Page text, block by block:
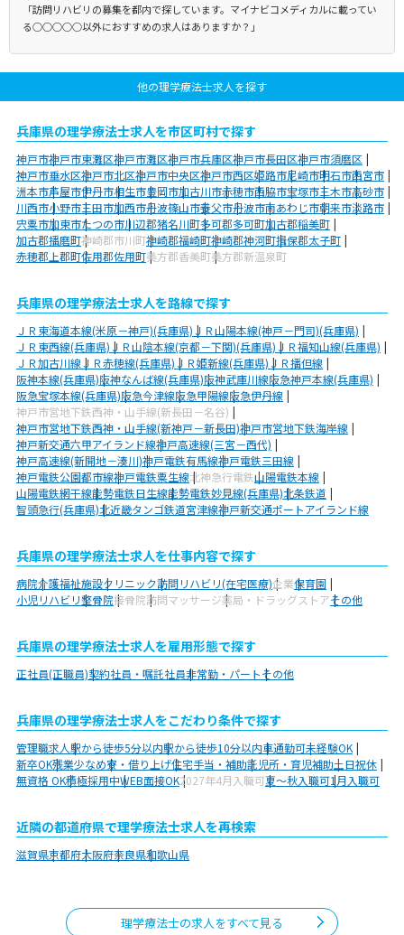
「訪問リハビリの募集を都内で探しています。マイナビコメディカルに載ってい
る○○○○○以外におすすめの求人はありますか？」
他の理学療法士求人を探す
兵庫県の理学療法士求人を市区町村で探す
神戸市神戸市東灘区神戸市灘区神戸市兵庫区神戸市長田区神戸市須磨区
神戸市垂水区神戸市北区神戸市中央区神戸市西区姫路市尼崎市明石市西宮市
洲本市芦屋市伊丹市相生市豊岡市加古川市赤穂市西脇市宝塚市三木市高砂市
川西市小野市三田市加西市丹波篠山市養父市丹波市南あわじ市朝来市淡路市
宍粟市加東市たつの市川辺郡猪名川町多可郡多可町加古郡稲美町
加古郡播磨町神崎郡市川町神崎郡福崎町神崎郡神河町揖保郡太子町
赤穂郡上郡町佐用郡佐用町美方郡香美町美方郡新温泉町
兵庫県の理学療法士求人を路線で探す
ＪＲ東海道本線(米原－神戸)(兵庫県)ＪＲ山陽本線(神戸－門司)(兵庫県)
ＪＲ東西線(兵庫県)ＪＲ山陰本線(京都－下関)(兵庫県)ＪＲ福知山線(兵庫県)
ＪＲ加古川線ＪＲ赤穂線(兵庫県)ＪＲ姫新線(兵庫県)ＪＲ播但線
阪神本線(兵庫県)阪神なんば線(兵庫県)阪神武庫川線阪急神戸本線(兵庫県)
阪急宝塚本線(兵庫県)阪急今津線阪急甲陽線阪急伊丹線
神戸市営地下鉄西神・山手線(新長田－名谷)
神戸市営地下鉄西神・山手線(新神戸－新長田)神戸市営地下鉄海岸線
神戸新交通六甲アイランド線神戸高速線(三宮－西代)
神戸高速線(新開地－湊川)神戸電鉄有馬線神戸電鉄三田線
神戸電鉄公園都市線神戸電鉄粟生線北神急行電鉄山陽電鉄本線
山陽電鉄網干線能勢電鉄日生線能勢電鉄妙見線(兵庫県)北条鉄道
智頭急行(兵庫県)北近畿タンゴ鉄道宮津線神戸新交通ポートアイランド線
兵庫県の理学療法士求人を仕事内容で探す
病院介護福祉施設クリニック訪問リハビリ(在宅医療)企業保育園
小児リハビリ整骨院接骨院訪問マッサージ薬局・ドラッグストアその他
兵庫県の理学療法士求人を雇用形態で探す
正社員(正職員)契約社員・嘱託社員非常勤・パートその他
兵庫県の理学療法士求人をこだわり条件で探す
管理職求人駅から徒歩5分以内駅から徒歩10分以内車通勤可未経験OK
新卒OK残業少なめ寮・借り上げ住宅手当・補助託児所・育児補助土日祝休
無資格 OK積極採用中WEB面接OK2027年4月入職可夏～秋入職可1月入職可
近隣の都道府県で理学療法士求人を再検索
滋賀県京都府大阪府奈良県和歌山県
理学療法士の求人をすべて見る